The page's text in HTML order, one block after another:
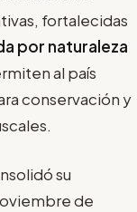
fortalecidas
por naturaleza
al país
conservación y
su
de